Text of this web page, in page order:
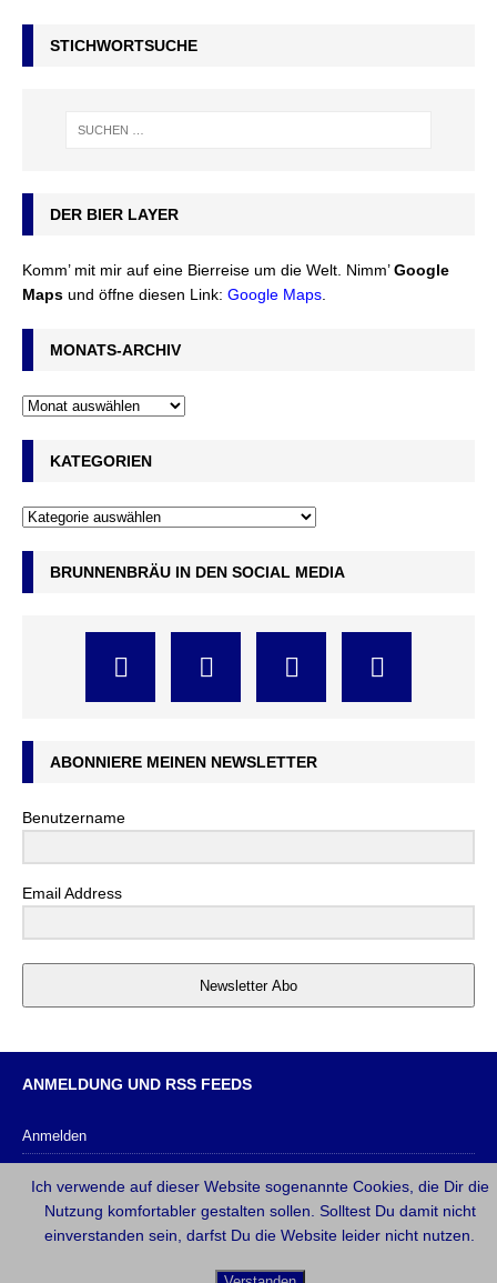
STICHWORTSUCHE
DER BIER LAYER
Komm’ mit mir auf eine Bierreise um die Welt. Nimm’Google
Maps und öffne diesen Link: Google Maps.
MONATS-ARCHIV
KATEGORIEN
BRUNNENBRÄU IN DEN SOCIAL MEDIA
ABONNIERE MEINEN NEWSLETTER
Benutzername
Email Address
Newsletter Abo
ANMELDUNG UND RSS FEEDS
Anmelden
Kommentar-Feed
WordPress.org
Ich verwende auf dieser Website sogenannte Cookies, die Dir die
Nutzung komfortabler gestalten sollen. Solltest Du damit nicht
einverstanden sein, darfst Du die Website leider nicht nutzen.